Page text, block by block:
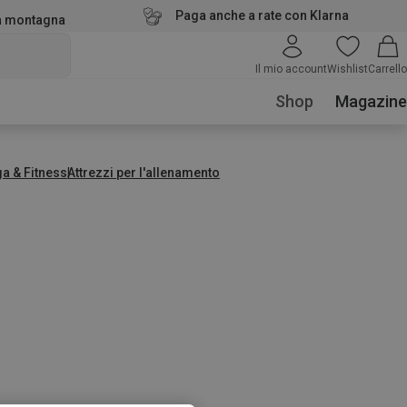
montagna Paga anche a rate con Klarna
Il mio accountWishlistCarrello
Shop Magazine
& FitnessAttrezzi per l'allenamento